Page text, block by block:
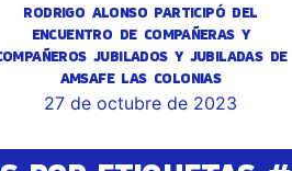
RODRIGO ALONSO PARTICIPÓ DEL
ENCUENTRO DE COMPAÑERAS Y
JUBILADOS Y JUBILADAS DE
AMSAFE LAS COLONIAS
27 de octubre de 2023